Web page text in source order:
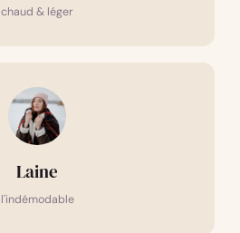
chaud & léger
Laine
l'indémodable